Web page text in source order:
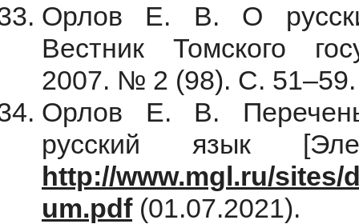
Орлов Е. В. О
Вестник Томского
2007. № 2 (98). С. 51–59.
Орлов Е. В.
русский язык
http://www.mgl.ru/
um.pdf(01.07.2021).